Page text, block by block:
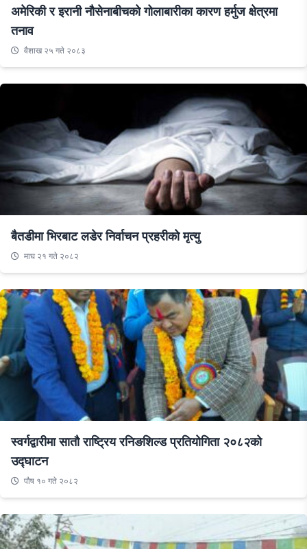
अमेरिकी र इरानी नौसेनाबीचको गोलाबारीका कारण हर्मुज क्षेत्रमा
तनाव
वैशाख २५ गते २०८३
बैतडीमा भिरबाट लडेर निर्वाचन प्रहरीको मृत्यु
माघ २१ गते २०८२
स्वर्गद्वारीमा सातौ राष्ट्रिय रनिङशिल्ड प्रतियोगिता २०८२को
उद्घाटन
पौष १० गते २०८२